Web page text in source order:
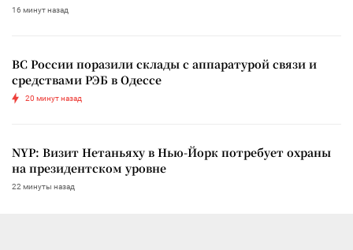
16 минут назад
ВС России поразили склады с аппаратурой связи и
средствами РЭБ в Одессе
20 минут назад
NYP: Визит Нетаньяху в Нью-Йорк потребует охраны
на президентском уровне
22 минуты назад